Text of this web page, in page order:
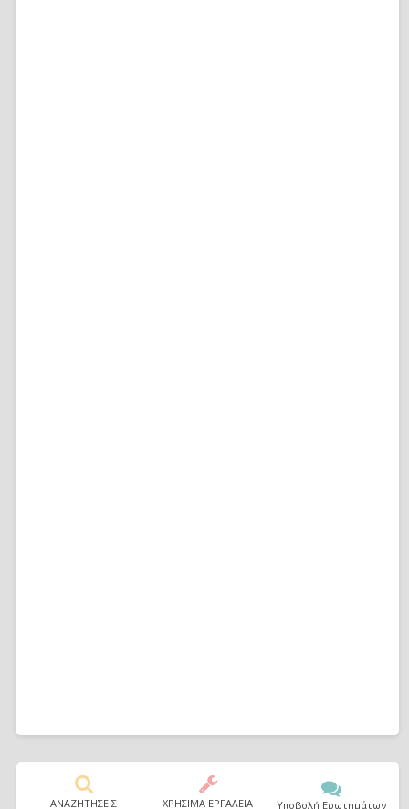
ΑΝΑΖΗΤΗΣΕΙΣ ΧΡΗΣΙΜΑ ΕΡΓΑΛΕΙΑ Υποβολή Ερωτημάτων